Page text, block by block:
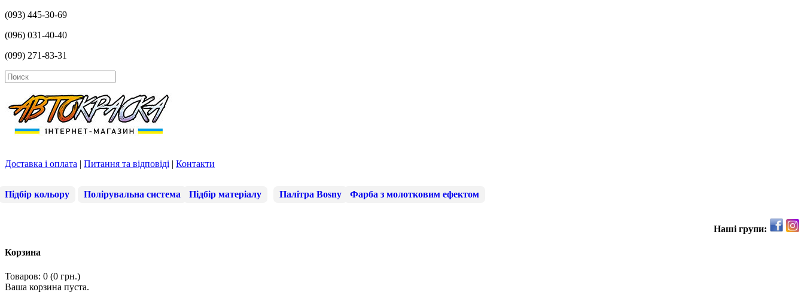
(093) 445-30-69
(096) 031-40-40
(099) 271-83-31
Доставка і оплата | Питання та відповіді | Контакти
Підбір кольору Полірувальна система Підбір матеріалу Палітра Bosny Фарба з молотковим ефектом
Наші групи:
Корзина
Товаров: 0 (0 грн.)
Ваша корзина пуста.